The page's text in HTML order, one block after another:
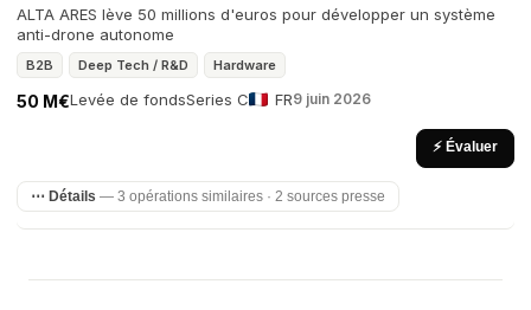
ALTA ARES lève 50 millions d'euros pour développer un système
anti-drone autonome
B2B Deep Tech / R&D Hardware
Levée de fonds
50 M€ Series C FR9 juin 2026
⚡ Évaluer
⋯ Détails — 3 opérations similaires · 2 sources presse